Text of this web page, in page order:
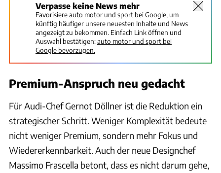
Verpasse keine News mehr
Favorisiere auto motor und sport bei Google, um
künftig häufiger unsere neuesten Inhalte und News
angezeigt zu bekommen. Einfach Link öffnen und
Auswahl bestätigen:auto motor und sport bei
Google bevorzugen.
Premium-Anspruch neu gedacht
Für Audi-Chef Gernot Döllner ist die Reduktion ein
strategischer Schritt. Weniger Komplexität bedeute
nicht weniger Premium, sondern mehr Fokus und
Wiedererkennbarkeit. Auch der neue Designchef
Massimo Frascella betont, dass es nicht darum gehe,